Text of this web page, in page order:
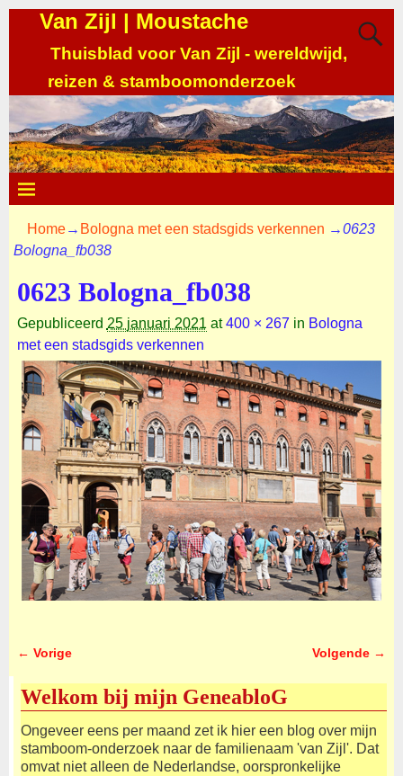
Van Zijl | Moustache
Thuisblad voor Van Zijl - wereldwijd,
reizen & stamboomonderzoek
Home→ Bologna met een stadsgids verkennen →0623
Bologna_fb038
0623 Bologna_fb038
Gepubliceerd 25 januari 2021 at400 × 267 in Bologna
met een stadsgids verkennen
← Vorige Volgende →
Welkom bij mijn GeneabloG
Ongeveer eens per maand zet ik hier een blog over mijn
stamboom-onderzoek naar de familienaam 'van Zijl'. Dat
omvat niet alleen de Nederlandse, oorspronkelijke